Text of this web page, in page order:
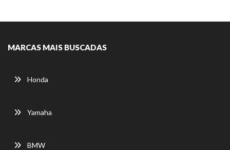
MARCAS MAIS BUSCADAS
Honda
Yamaha
BMW